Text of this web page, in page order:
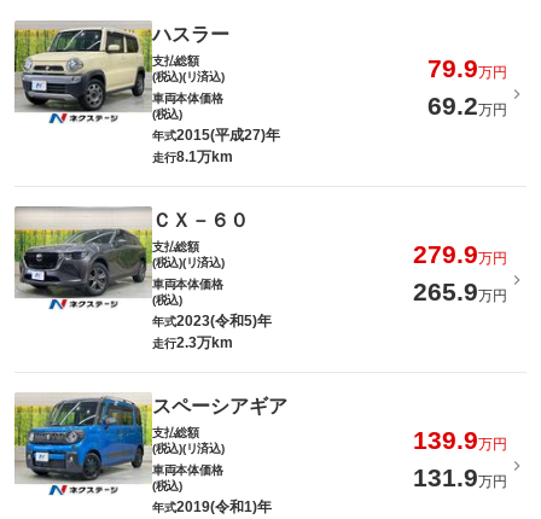
ハスラー
支払総額
(税込)(リ済込)
79.9万円
車両本体価格
(税込)
69.2万円
年式2015(平成27)年
走行8.1万km
ＣＸ－６０
支払総額
(税込)(リ済込)
279.9万円
車両本体価格
(税込)
265.9万円
年式2023(令和5)年
走行2.3万km
スペーシアギア
支払総額
(税込)(リ済込)
139.9万円
車両本体価格
(税込)
131.9万円
年式2019(令和1)年